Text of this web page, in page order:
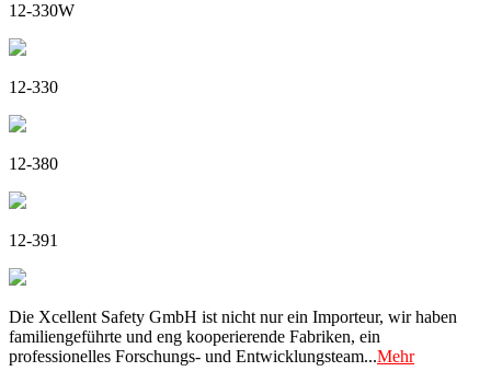
12-330W
12-330
12-380
12-391
Die Xcellent Safety GmbH ist nicht nur ein Importeur, wir haben
familiengeführte und eng kooperierende Fabriken, ein
professionelles Forschungs- und Entwicklungsteam...Mehr